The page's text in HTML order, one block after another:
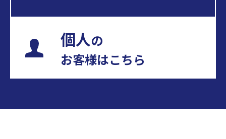
個人の
お客様はこちら